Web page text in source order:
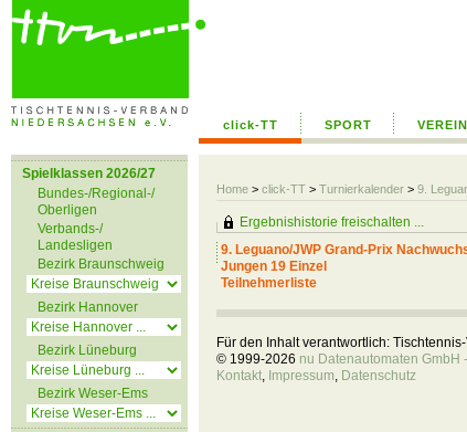
click-TT SPORT VEREIN
Home > click-TT > Turnierkalender > 9.
Spielklassen 2026/27
Bundes-/Regional-/
Oberligen
Verbands-/
Landesligen
Bezirk Braunschweig
Bezirk Hannover
Bezirk Lüneburg
Bezirk Weser-Ems
Ergebnishistorie freischalten ...
9. Leguano/JWP Grand-Prix
Jungen 19 Einzel
Teilnehmerliste
Für den Inhalt verantwortlich:
© 1999-2026 nu Datenautomaten GmbH
Kontakt, Impressum, Datenschutz